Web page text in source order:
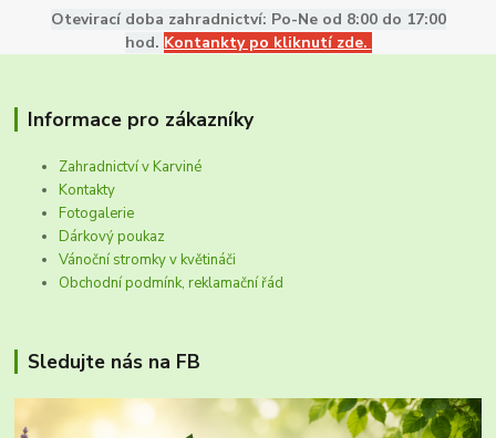
Otevirací doba zahradnictví: Po-Ne od 8:00 do 17:00
hod. Kontankty po kliknutí zde.
Informace pro zákazníky
Zahradnictví v Karviné
Kontakty
Fotogalerie
Dárkový poukaz
Vánoční stromky v květináči
Obchodní podmínk, reklamační řád
Sledujte nás na FB